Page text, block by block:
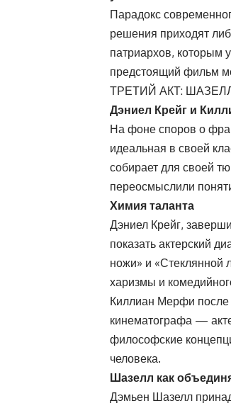
Парадокс
решения приходят
патриархов, которым
предстоящий фильм
ТРЕТИЙ АКТ:
Дэниел Крейг и
На фоне споров о
идеальная в своей
собирает для своей
переосмыслили
Химия таланта
Дэниел Крейг,
показать актерский
ножи» и «Стеклянной
харизмы и
Киллиан Мерфи после
кинематографа —
философские
человека.
Шазелл как
Дэмьен Шазелл